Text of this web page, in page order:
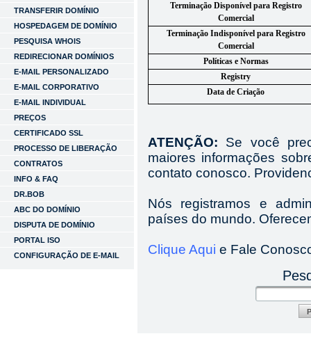
TRANSFERIR DOMÍNIO
HOSPEDAGEM DE DOMÍNIO
PESQUISA WHOIS
REDIRECIONAR DOMÍNIOS
E-MAIL PERSONALIZADO
E-MAIL CORPORATIVO
E-MAIL INDIVIDUAL
PREÇOS
CERTIFICADO SSL
PROCESSO DE LIBERAÇÃO
CONTRATOS
INFO & FAQ
DR.BOB
ABC DO DOMÍNIO
DISPUTA DE DOMÍNIO
PORTAL ISO
CONFIGURAÇÃO DE E-MAIL
Terminação Disponível para Registro
Comercial
Terminação Indisponível para Registro
Comercial
Políticas e Normas
Registry
Data de Criação
ATENÇÃO: Se você
maiores informações
contato conosco.
Nós registramos e
países do mundo.
Clique Aqui e Fale